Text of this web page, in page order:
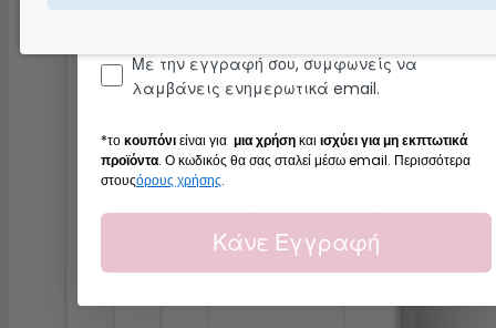
WATER TATTOO - 3D
WATER TATTOO -
ΔΙΑΚΟΣΜΗΤΙΚΑ
ΝΥΧΙΩΝ - CHARMS
Με την εγγραφή σου, συμφωνείς να
λαμβάνεις ενημερωτικά email.
*τοκουπόνιείναι για μια χρήσηκαιισχύει για μη εκπτωτικά
προϊόντα. Ο κωδικός θα σας σταλεί μέσω email. Περισσότερα
στουςόρους χρήσης.
Κάνε Εγγραφή